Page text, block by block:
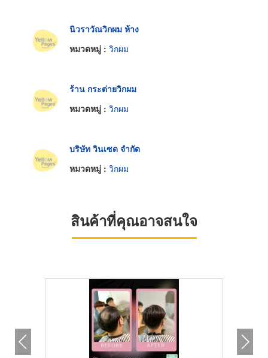
นิวราวัณวิกผม ห้าง
หมวดหมู่ : วิกผม
ร้าน กระต่ายวิกผม
หมวดหมู่ : วิกผม
บริษัท วินเซด จำกัด
หมวดหมู่ : วิกผม
สินค้าที่คุณอาจสนใจ